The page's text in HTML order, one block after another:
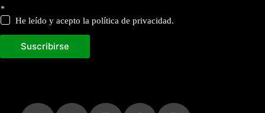
r
d
e
*
He leído y acepto la política de privacidad.
Suscribirse